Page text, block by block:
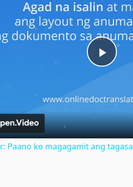
Play
Paano ko magagamit ang